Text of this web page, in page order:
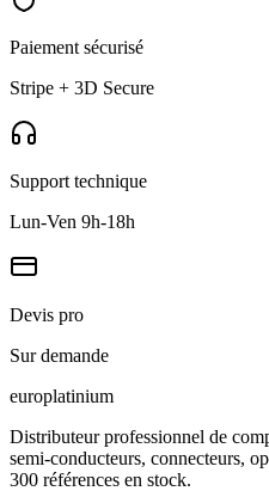
Paiement sécurisé
Stripe + 3D Secure
Support technique
Lun-Ven 9h-18h
Devis pro
Sur demande
europlatinium
Distributeur professionnel de
semi-conducteurs, connecteurs,
300 références en stock.